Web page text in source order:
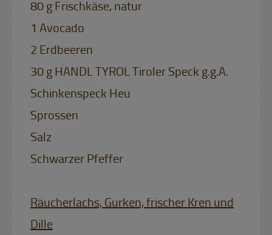
80 g Frischkäse, natur
1 Avocado
2 Erdbeeren
30 g HANDL TYROL Tiroler Speck g.g.A.
Schinkenspeck Heu
Sprossen
Salz
Schwarzer Pfeffer
Räucherlachs, Gurken, frischer Kren und
Dille